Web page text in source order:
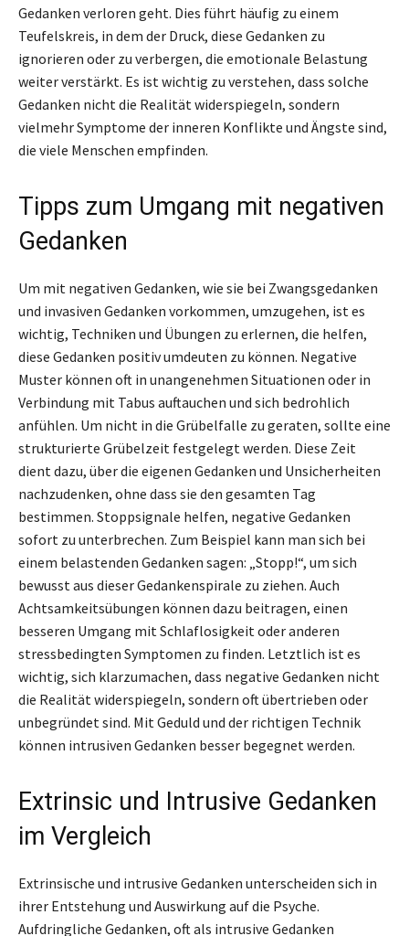
Gedanken verloren geht. Dies führt häufig zu einem
Teufelskreis, in dem der Druck, diese Gedanken zu
ignorieren oder zu verbergen, die emotionale Belastung
weiter verstärkt. Es ist wichtig zu verstehen, dass solche
Gedanken nicht die Realität widerspiegeln, sondern
vielmehr Symptome der inneren Konflikte und Ängste sind,
die viele Menschen empfinden.
Tipps zum Umgang mit negativen
Gedanken
Um mit negativen Gedanken, wie sie bei Zwangsgedanken
und invasiven Gedanken vorkommen, umzugehen, ist es
wichtig, Techniken und Übungen zu erlernen, die helfen,
diese Gedanken positiv umdeuten zu können. Negative
Muster können oft in unangenehmen Situationen oder in
Verbindung mit Tabus auftauchen und sich bedrohlich
anfühlen. Um nicht in die Grübelfalle zu geraten, sollte eine
strukturierte Grübelzeit festgelegt werden. Diese Zeit
dient dazu, über die eigenen Gedanken und Unsicherheiten
nachzudenken, ohne dass sie den gesamten Tag
bestimmen. Stoppsignale helfen, negative Gedanken
sofort zu unterbrechen. Zum Beispiel kann man sich bei
einem belastenden Gedanken sagen: „Stopp!“, um sich
bewusst aus dieser Gedankenspirale zu ziehen. Auch
Achtsamkeitsübungen können dazu beitragen, einen
besseren Umgang mit Schlaflosigkeit oder anderen
stressbedingten Symptomen zu finden. Letztlich ist es
wichtig, sich klarzumachen, dass negative Gedanken nicht
die Realität widerspiegeln, sondern oft übertrieben oder
unbegründet sind. Mit Geduld und der richtigen Technik
können intrusiven Gedanken besser begegnet werden.
Extrinsic und Intrusive Gedanken
im Vergleich
Extrinsische und intrusive Gedanken unterscheiden sich in
ihrer Entstehung und Auswirkung auf die Psyche.
Aufdringliche Gedanken, oft als intrusive Gedanken